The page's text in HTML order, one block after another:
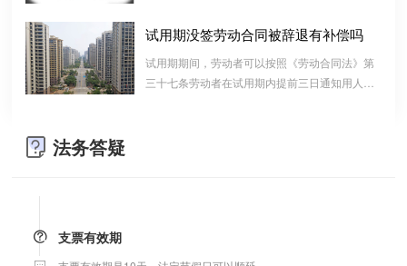
系，而欠条是双方基于以前的经济往来而进行结
往来的结算，仅是代表一种纯粹的债权债务关系
并不代表借款合同关系。因此借款时宜写“借
试用期没签劳动合同被辞退有补偿吗
试用期期间，劳动者可以按照《劳动合同法》第
三十七条劳动者在试用期内提前三日通知用人单
法务答疑
婚前协议
婚前协议的主要目的是对双方各自的财产和债务范围以及权利归属
等问题实现作出约定，以免将来离婚或一方死亡是产生争议。
夫妻财产约定协议公证由当事人一方的住所地或协议签订地公证处
支票有效期